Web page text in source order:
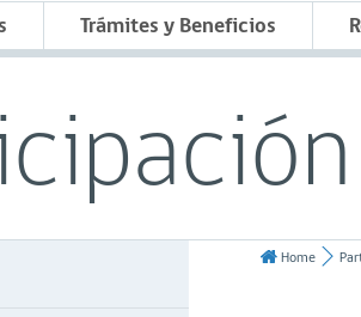
Trámites y Beneficios
Home